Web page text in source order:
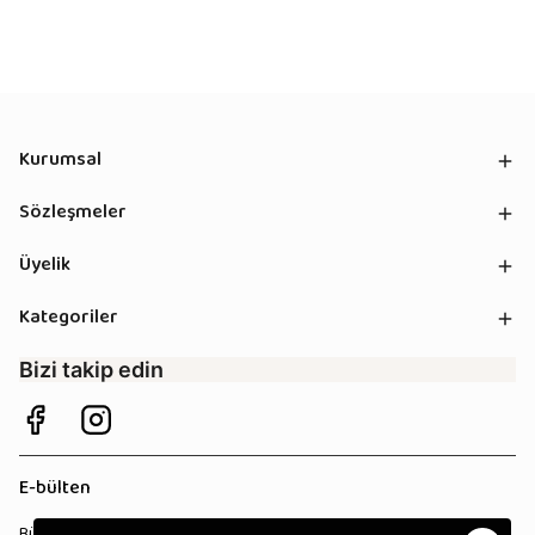
Kurumsal
Sözleşmeler
Üyelik
Kategoriler
Bizi takip edin
E-bülten